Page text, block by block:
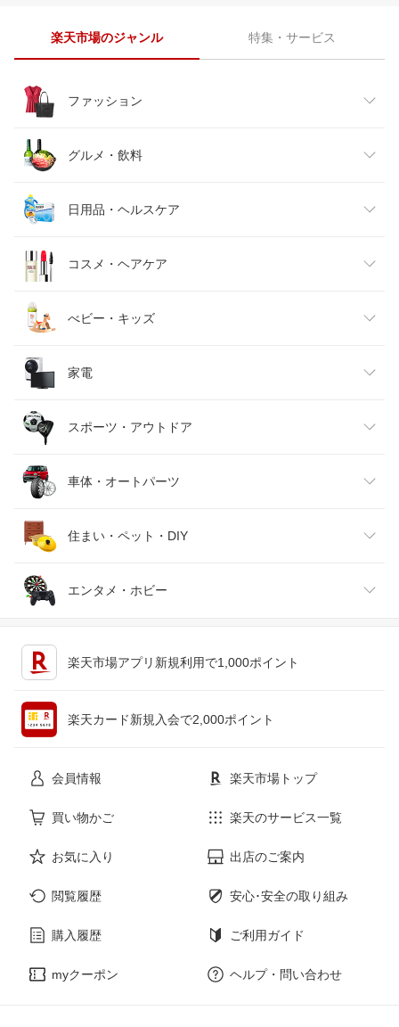
楽天市場のジャンル 特集・サービス
ファッション
レディースファッション
メンズファッション
キッズファッション
ベビーファッション
インナー・下着・ナイトウェア
バッグ・小物・ブランド雑貨
靴
腕時計
ジュエリー・アクセサリー
グルメ・飲料
食品
スイーツ・お菓子
水・ソフトドリンク
ビール・洋酒
ワイン
日本酒・焼酎
日用品・ヘルスケア
日用品雑貨・文房具・手芸
ダイエット・健康
医薬品・コンタクト・介護
コスメ・ヘアケア
美容・コスメ・香水
べビー・キッズ
キッズ・ベビー・マタニティ
おもちゃ
家電
家電
TV・オーディオ・カメラ
スマートフォン・タブレット
パソコン・周辺機器
スポーツ・アウトドア
スポーツ・アウトドア
ゴルフ
車体・オートパーツ
車用品・バイク用品
車・バイク
住まい・ペット・DIY
インテリア・寝具・収納
エンタメ・ホビー
本・雑誌・コミック
楽天市場アプリ新規利用で1,000ポイント
楽天カード新規入会で2,000ポイント
会員情報 楽天市場トップ
買い物かご 楽天のサービス一覧
お気に入り 出店のご案内
閲覧履歴 安心･安全の取り組み
購入履歴 ご利用ガイド
myクーポン ヘルプ・問い合わせ